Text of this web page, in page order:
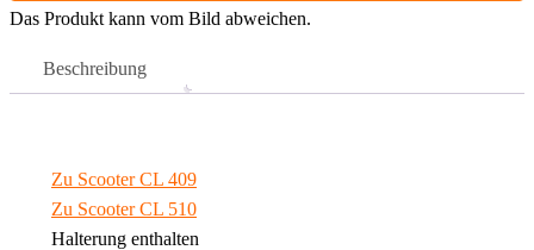
Das Produkt kann vom Bild abweichen.
Beschreibung
Zu Scooter CL 409
Zu Scooter CL 510
Halterung enthalten